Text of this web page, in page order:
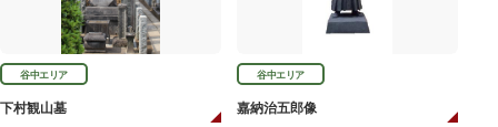
谷中エリア
下村観山墓
谷中エリア
嘉納治五郎像